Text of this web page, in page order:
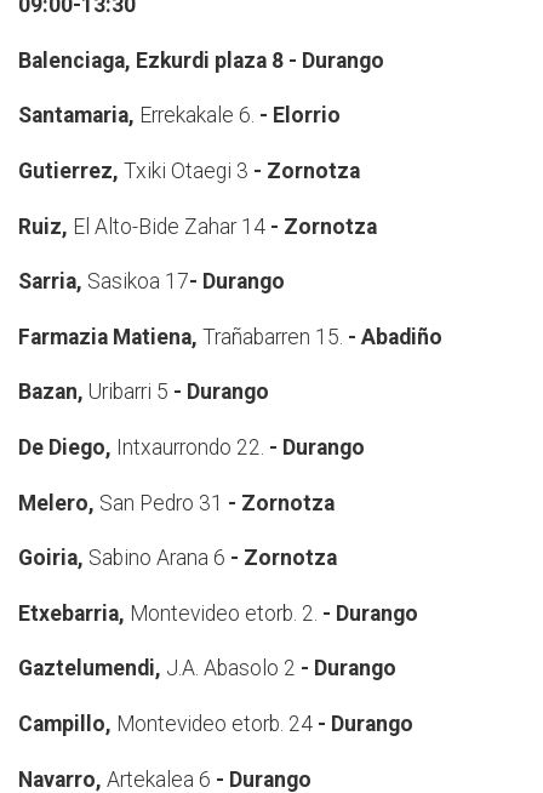
09:00-13:30
Balenciaga, Ezkurdi plaza 8 - Durango
Santamaria, Errekakale 6. - Elorrio
Gutierrez, Txiki Otaegi 3 - Zornotza
Ruiz, El Alto-Bide Zahar 14 - Zornotza
Sarria, Sasikoa 17- Durango
Farmazia Matiena, Trañabarren 15. - Abadiño
Bazan, Uribarri 5 - Durango
De Diego, Intxaurrondo 22. - Durango
Melero, San Pedro 31 - Zornotza
Goiria, Sabino Arana 6 - Zornotza
Etxebarria, Montevideo etorb. 2. - Durango
Gaztelumendi, J.A. Abasolo 2 - Durango
Campillo, Montevideo etorb. 24 - Durango
Navarro, Artekalea 6 - Durango